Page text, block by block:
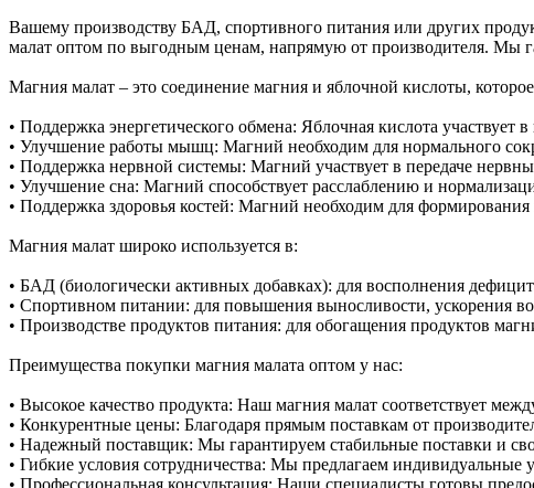
Вашему производству БАД, спортивного питания или других
малат оптом по выгодным ценам, напрямую от производителя. Мы
Магния малат – это соединение магния и яблочной кислоты,
• Поддержка энергетического обмена: Яблочная кислота участвует
• Улучшение работы мышц: Магний необходим для нормального
• Поддержка нервной системы: Магний участвует в передаче
• Улучшение сна: Магний способствует расслаблению и
• Поддержка здоровья костей: Магний необходим для
Магния малат широко используется в:
• БАД (биологически активных добавках): для восполнения
• Спортивном питании: для повышения выносливости, ускорения
• Производстве продуктов питания: для обогащения продуктов
Преимущества покупки магния малата оптом у нас:
• Высокое качество продукта: Наш магния малат соответствует
• Конкурентные цены: Благодаря прямым поставкам от
• Надежный поставщик: Мы гарантируем стабильные поставки и
• Гибкие условия сотрудничества: Мы предлагаем
• Профессиональная консультация: Наши специалисты готовы